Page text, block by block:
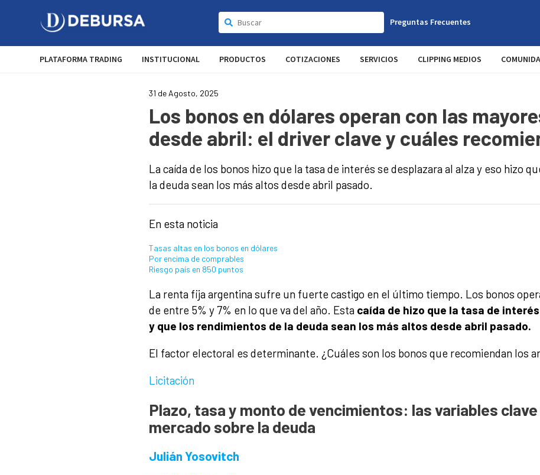
Preguntas Frecuentes
PLATAFORMA TRADING INSTITUCIONAL PRODUCTOS COTIZACIONES SERVICIOS CLIPPING MEDIOS
31 de Agosto, 2025
Los bonos en dólares operan con las
desde abril: el driver clave y cuáles
La caída de los bonos hizo que la tasa de interés se desplazara al alza y eso hizo
la deuda sean los más altos desde abril pasado.
En esta noticia
Tasas altas en los bonos en dólares
Por encima de comprables
Riesgo país en 850 puntos
La renta fija argentina sufre un fuerte castigo en el último tiempo. Los bonos
de entre 5% y 7% en lo que va del año. Esta caída de hizo que la tasa de
y que los rendimientos de la deuda sean los más altos desde abril pasado.
El factor electoral es determinante. ¿Cuáles son los bonos que recomiendan los
Licitación
Plazo, tasa y monto de vencimientos: las variables clave
mercado sobre la deuda
Julián Yosovitch